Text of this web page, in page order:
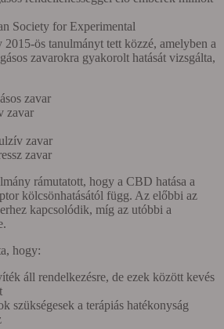
Society for Experimental
2015-ös tanulmányt tett közzé, amelyben a
zavarokra gyakorolt hatását vizsgálta,
zavar
zavar
zavar
zavar
rámutatott, hogy a CBD hatása a
kölcsönhatásától függ. Az előbbi az
kapcsolódik, míg az utóbbi a
hogy:
áll rendelkezésre, de ezek között kevés
szükségesek a terápiás hatékonyság